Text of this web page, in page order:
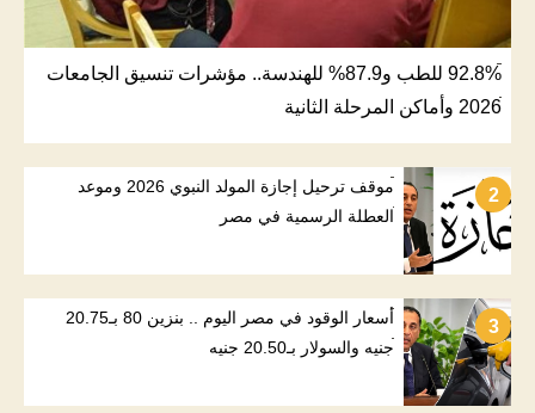
92.8% للطب و87.9% للهندسة.. مؤشرات تنسيق الجامعات
2026 وأماكن المرحلة الثانية
2
موقف ترحيل إجازة المولد النبوي 2026 وموعد
العطلة الرسمية في مصر
3
أسعار الوقود في مصر اليوم .. بنزين 80 بـ20.75
جنيه والسولار بـ20.50 جنيه